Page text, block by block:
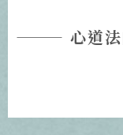
——— 心道法